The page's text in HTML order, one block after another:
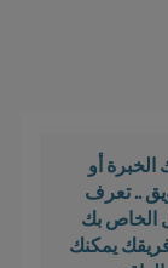
أو
.. تعرف
الخاص بك
يمكنك